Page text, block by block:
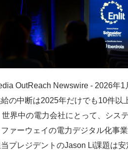
OutReach Newswire - 2026年1
の中断は2025年だけでも10件以
界中の電力会社にとって、シス
ァーウェイの電力デジタル化事
プレジデントのJason Li課題は